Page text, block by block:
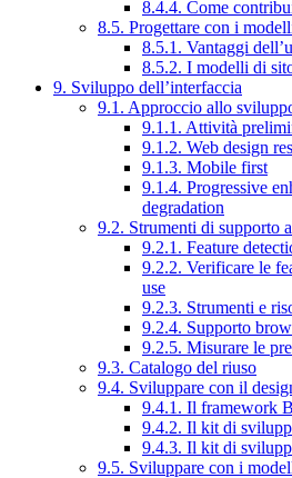
8.4.4. Come
8.5. Progettare con i
8.5.1. Vantaggi
8.5.2. I modelli di
9. Sviluppo dell’interfaccia
9.1. Approccio allo
9.1.1. Attività
9.1.2. Web design
9.1.3. Mobile first
9.1.4. Progressive
degradation
9.2. Strumenti di supporto
9.2.1. Feature
9.2.2. Verificare le
use
9.2.3. Strumenti e
9.2.4. Supporto
9.2.5. Misurare le
9.3. Catalogo del riuso
9.4. Sviluppare con il
9.4.1. Il framework
9.4.2. Il kit di
9.4.3. Il kit di
9.5. Sviluppare con i